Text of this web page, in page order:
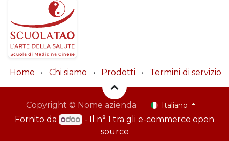
Home • Chi siamo • Prodotti • Termini di servizio
Copyright © Nome azienda Italiano
Fornito da - Il n° 1 tra glie-commerce open
source